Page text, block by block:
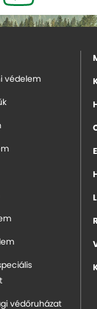
védelem
védőruházat